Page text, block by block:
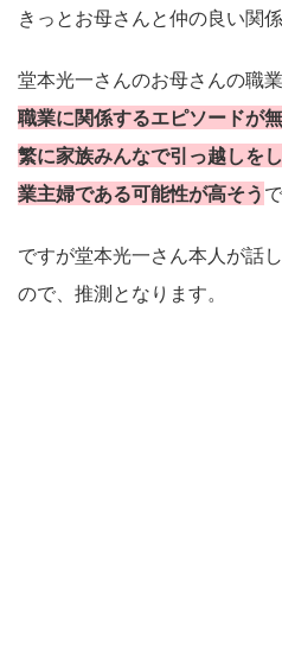
きっとお母さんと仲の良い関
堂本光一さんのお母さんの職業
職業に関係するエピソードが
繁に家族みんなで引っ越しを
業主婦である可能性が高そう
ですが堂本光一さん本人が話
ので、推測となります。